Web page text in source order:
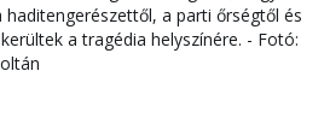
haditengerészettől, a parti őrségtől és
a tragédia helyszínére. - Fotó: